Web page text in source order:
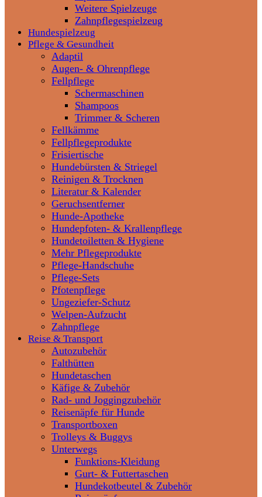
Weitere Spielzeuge
Zahnpflegespielzeug
Hundespielzeug
Pflege & Gesundheit
Adaptil
Augen- & Ohrenpflege
Fellpflege
Schermaschinen
Shampoos
Trimmer & Scheren
Fellkämme
Fellpflegeprodukte
Frisiertische
Hundebürsten & Striegel
Reinigen & Trocknen
Literatur & Kalender
Geruchsentferner
Hunde-Apotheke
Hundepfoten- & Krallenpflege
Hundetoiletten & Hygiene
Mehr Pflegeprodukte
Pflege-Handschuhe
Pflege-Sets
Pfotenpflege
Ungeziefer-Schutz
Welpen-Aufzucht
Zahnpflege
Reise & Transport
Autozubehör
Falthütten
Hundetaschen
Käfige & Zubehör
Rad- und Joggingzubehör
Reisenäpfe für Hunde
Transportboxen
Trolleys & Buggys
Unterwegs
Funktions-Kleidung
Gurt- & Futtertaschen
Hundekotbeutel & Zubehör